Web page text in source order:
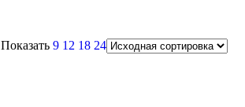
Показать9 12 18 24